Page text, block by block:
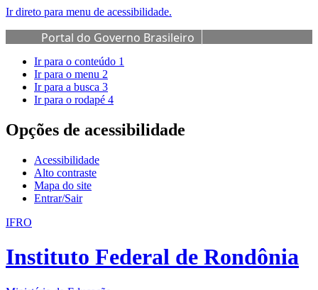
Ir direto para menu de acessibilidade.
Portal do Governo Brasileiro
Ir para o conteúdo 1
Ir para o menu 2
Ir para a busca 3
Ir para o rodapé 4
Opções de acessibilidade
Acessibilidade
Alto contraste
Mapa do site
Entrar/Sair
IFRO
Instituto Federal de Rondônia